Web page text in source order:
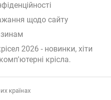
щодо сайту
2026 - новинки, хіти
крісла.
країнах